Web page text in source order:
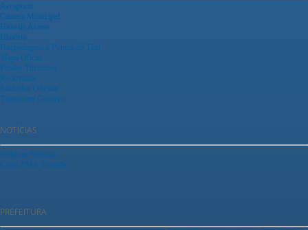
Aeroporto
Câmara Municipal
Hino de Araras
História
Hospedagens e Pontos de Táxi
Mapa Oficial
Pontos Turísticos
Rodoviária
Símbolos Oficiais
Transporte Coletivo
NOTÍCIAS
Todas as Notícias
Canal PMA Youtube
PREFEITURA